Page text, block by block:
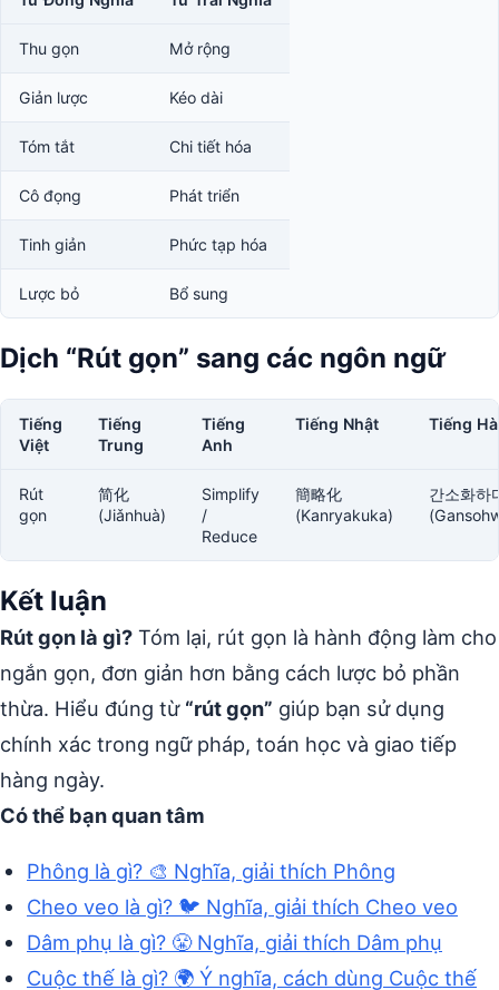
Thu gọn Mở rộng
Giản lược Kéo dài
Tóm tắt Chi tiết hóa
Cô đọng Phát triển
Tinh giản Phức tạp hóa
Lược bỏ Bổ sung
Dịch “Rút gọn” sang các ngôn ngữ
Tiếng
Việt
Tiếng
Trung
Tiếng
Anh
Tiếng Nhật Tiếng
Rút
gọn
简化
(Jiǎnhuà)
Simplify
/
Reduce
簡略化
(Kanryakuka)
간소화하
Kết luận
Rút gọn là gì? Tóm lại, rút gọn là hành động làm cho
ngắn gọn, đơn giản hơn bằng cách lược bỏ phần
thừa. Hiểu đúng từ “rút gọn” giúp bạn sử dụng
chính xác trong ngữ pháp, toán học và giao tiếp
hàng ngày.
Có thể bạn quan tâm
Phông là gì? 🎨 Nghĩa, giải thích Phông
Cheo veo là gì? 🐦 Nghĩa, giải thích Cheo veo
Dâm phụ là gì? 😤 Nghĩa, giải thích Dâm phụ
Cuộc thế là gì? 🌍 Ý nghĩa, cách dùng Cuộc thế